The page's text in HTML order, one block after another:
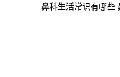
鼻科生活常识有哪些